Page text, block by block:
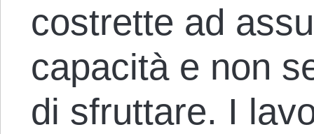
costrette ad
capacità e non
di sfruttare. I